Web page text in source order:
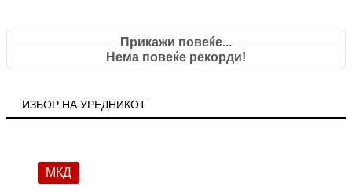
Прикажи повеќе...
Нема повеќе рекорди!
ИЗБОР НА УРЕДНИКОТ
МКД